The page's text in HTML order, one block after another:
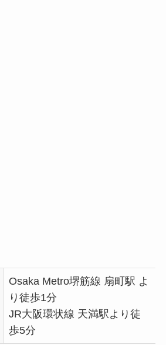
Osaka Metro堺筋線 扇町駅 よ
り徒歩1分
JR大阪環状線 天満駅より徒
歩5分